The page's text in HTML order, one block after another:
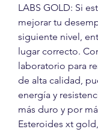
LABS GOLD: Si
mejorar tu
siguiente nivel,
lugar correcto.
laboratorio para
de alta calidad,
energía y
más duro y por
Esteroides xt